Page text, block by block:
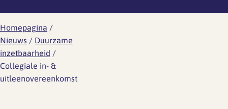
Gezondheid en arbo
Modelcontracten
Personeelshandboek
HR jaarplan
Wat is er aan de hand
Wat kun je doen
Wetgeving
Toetsing
Homepagina /
Nieuws / Duurzame
inzetbaarheid /
Collegiale in- &
uitleenovereenkomst